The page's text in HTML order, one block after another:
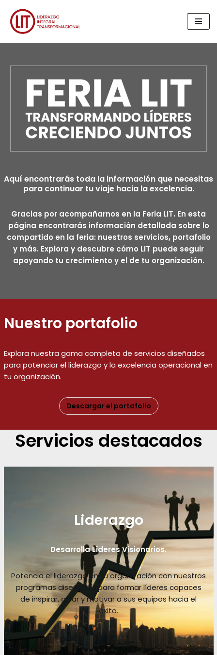
Saltar
Aquí encontrarás toda la información que necesitas
para continuar tu viaje hacia la excelencia.
Gracias por acompañarnos en la Feria LIT. En esta
página encontrarás información detallada sobre lo
compartido en la feria: nuestros servicios, portafolio
y más. Explora y descubre cómo LIT puede seguir
apoyando tu crecimiento y el de tu organización.
Nuestro portafolio
Explora nuestra gama completa de servicios diseñados
para potenciar el liderazgo y la excelencia operacional en
tu organización.
Descargar el portafolio
Servicios destacados
Liderazgo
Desarrolla Líderes Visionarios.
Potencia el liderazgo en tu organización con nuestros
programas diseñados para formar líderes capaces
de inspirar, guiar y motivar a sus equipos hacia el
éxito.